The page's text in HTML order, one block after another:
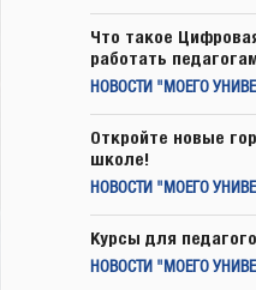
Что такое
работать
НОВОСТИ "МОЕГО
Откройте новые
школе!
НОВОСТИ "МОЕГО
Курсы для
НОВОСТИ "МОЕГО